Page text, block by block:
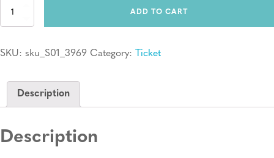
Ticket:
quantity
ADD TO CART
SKU: sku_S01_3969 Category: Ticket
Description
Description